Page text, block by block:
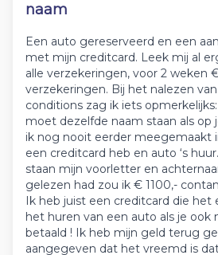
naam
Een auto gereserveerd en een
met mijn creditcard. Leek mij al
alle verzekeringen, voor 2 weken
verzekeringen. Bij het nalezen
conditions zag ik iets
moet dezelfde naam staan als op
ik nog nooit eerder meegemaakt
een creditcard heb en auto ‘s
staan mijn voorletter en
gelezen had zou ik € 1100,-
Ik heb juist een creditcard die het
het huren van een auto als je ook
betaald ! Ik heb mijn geld terug
aangegeven dat het vreemd is